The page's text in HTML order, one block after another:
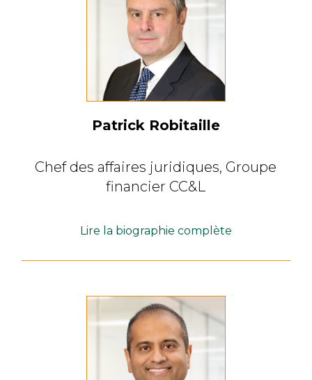
Patrick Robitaille
Chef des affaires juridiques, Groupe
financier CC&L
Lire la biographie complète